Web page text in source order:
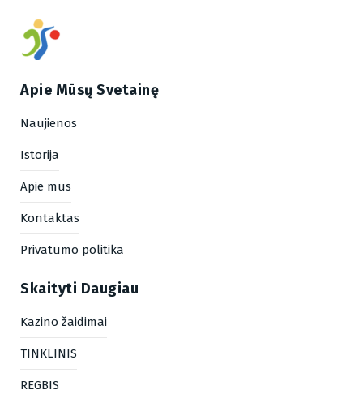
Apie Mūsų Svetainę
Naujienos
Istorija
Apie mus
Kontaktas
Privatumo politika
Skaityti Daugiau
Kazino žaidimai
TINKLINIS
REGBIS